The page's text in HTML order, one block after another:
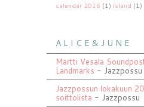
calendar 2016 (1) ísland (1)
A L I C E & J U N E
Martti Vesala
Landmarks - Jazzpossu
Jazzpossun lokakuun
soittolista - Jazzpossu